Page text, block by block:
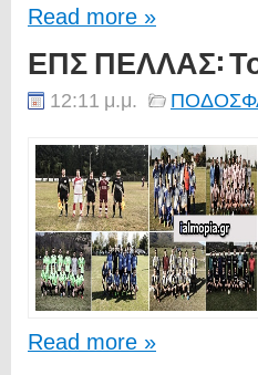
Read more »
ΕΠΣ ΠΕΛΛΑΣ:
12:11 μ.μ.
Read more »